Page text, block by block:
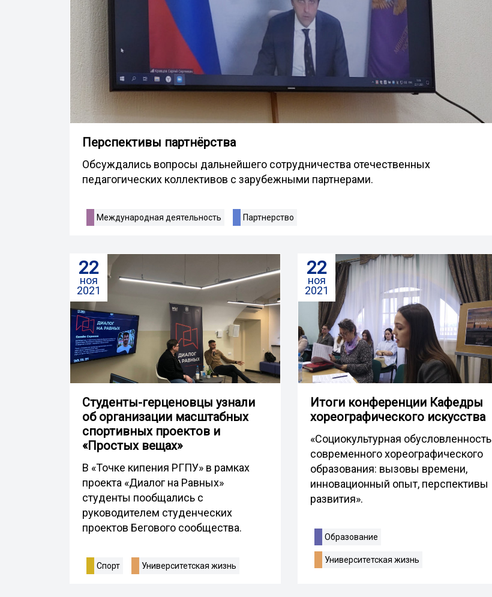
Перспективы партнёрства
Обсуждались вопросы дальнейшего сотрудничества отечественных
педагогических коллективов с зарубежными партнерами.
Международная деятельность Партнерство
22
ноя
2021
Студенты-герценовцы узнали
об организации масштабных
спортивных проектов и
«Простых вещах»
В «Точке кипения РГПУ» в рамках
проекта «Диалог на Равных»
студенты пообщались с
руководителем студенческих
проектов Бегового сообщества.
Спорт Университетская жизнь
22
ноя
2021
Итоги конференции Кафедры
хореографического искусства
«Социокультурная обусловленность
современного хореографического
образования: вызовы времени,
инновационный опыт, перспективы
развития».
Образование
Университетская жизнь